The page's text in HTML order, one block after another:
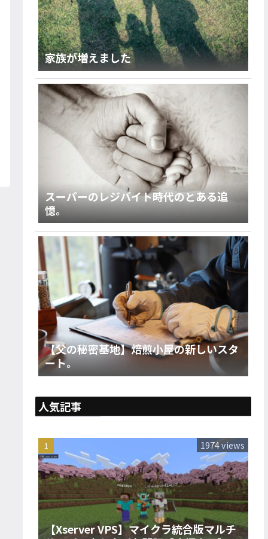
家族が増えました
スーパーのレジバイト時代のとある追
憶。
【父の秘密基地】焙煎小屋の新しいスタ
ート。
人気記事
【Xserver VPS】マイクラ統合版マルチ
1974 views